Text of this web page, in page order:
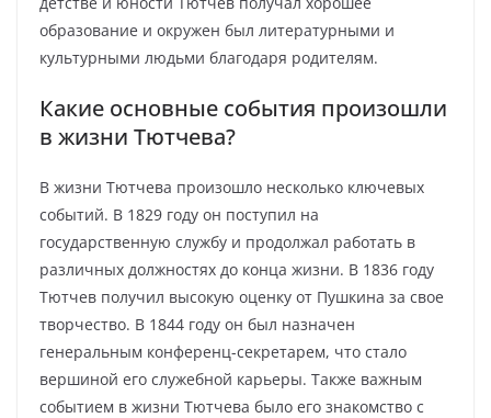
образование и окружен был литературными и
культурными людьми благодаря родителям.
Какие основные события произошли
в жизни Тютчева?
В жизни Тютчева произошло несколько ключевых
событий. В 1829 году он поступил на
государственную службу и продолжал работать в
различных должностях до конца жизни. В 1836 году
Тютчев получил высокую оценку от Пушкина за свое
творчество. В 1844 году он был назначен
генеральным конференц-секретарем, что стало
вершиной его служебной карьеры. Также важным
событием в жизни Тютчева было его знакомство с